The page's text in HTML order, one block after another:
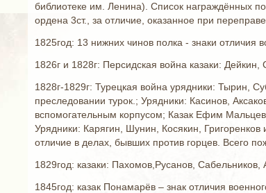
библиотеке им. Ленина). Список награждённых
ордена 3ст., за отличие, оказанное при
1825год: 13 нижних чинов полка - знаки отличия
1826г и 1828г: Персидская война казаки:
1828г-1829г: Турецкая война урядники: Тырин,
преследовании турок.; Урядники: Касинов,
вспомогательным корпусом; Казак Ефим
Урядники: Карягин, Шунин, Косякин,
отличие в делах, бывших против горцев. Всего
1829год: казаки: Пахомов,Русанов, Сабельников,
1845год: казак Понамарёв – знак отличия